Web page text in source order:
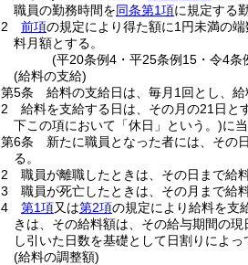
職員の勤務時間を同条第1項に規定する
2
前項の規定により得た額に1円未満の
料月額とする。
(平20条例4・平25条例15・令4条
(給料の支給)
第5条
給料の支給日は、毎月1回とし、給
2
給料を支給する日は、その月の21日と
下この項において「休日」という。)に
第6条
新たに職員となった者には、その
る。
2
職員が離職したときは、その日まで給
3
職員が死亡したときは、その月まで給
4
第1項又は第2項の規定により給料を支
きは、その給料額は、その給与期間の現
し引いた日数を基礎として日割りによっ
(給料の調整額)